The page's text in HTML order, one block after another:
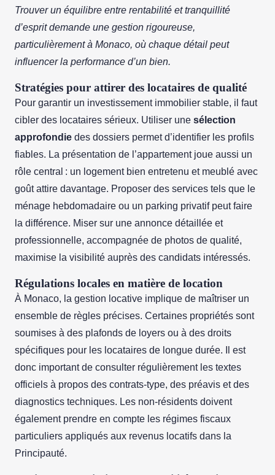
Trouver un équilibre entre rentabilité et tranquillité
d’esprit demande une gestion rigoureuse,
particulièrement à Monaco, où chaque détail peut
influencer la performance d’un bien.
Stratégies pour attirer des locataires de qualité
Pour garantir un investissement immobilier stable, il faut
cibler des locataires sérieux. Utiliser une sélection
approfondie des dossiers permet d’identifier les profils
fiables. La présentation de l’appartement joue aussi un
rôle central : un logement bien entretenu et meublé avec
goût attire davantage. Proposer des services tels que le
ménage hebdomadaire ou un parking privatif peut faire
la différence. Miser sur une annonce détaillée et
professionnelle, accompagnée de photos de qualité,
maximise la visibilité auprès des candidats intéressés.
Régulations locales en matière de location
À Monaco, la gestion locative implique de maîtriser un
ensemble de règles précises. Certaines propriétés sont
soumises à des plafonds de loyers ou à des droits
spécifiques pour les locataires de longue durée. Il est
donc important de consulter régulièrement les textes
officiels à propos des contrats-type, des préavis et des
diagnostics techniques. Les non-résidents doivent
également prendre en compte les régimes fiscaux
particuliers appliqués aux revenus locatifs dans la
Principauté.